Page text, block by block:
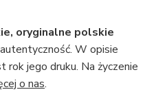
oryginalne polskie
W opisie
rok jego druku. Na życzenie
o nas.